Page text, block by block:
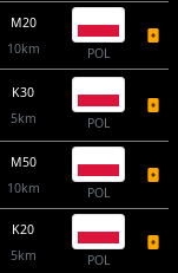
M20
10km
POL
K30
5km
POL
M50
10km
POL
K20
5km
POL